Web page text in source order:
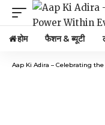
होम फैशन & ब्यूटी
Aap Ki Adira – Celebrating